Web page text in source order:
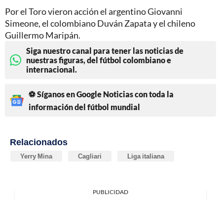
Por el Toro vieron acción el argentino Giovanni
Simeone, el colombiano Duván Zapata y el chileno
Guillermo Maripán.
Siga nuestro canal para tener las noticias de
nuestras figuras, del fútbol colombiano e
internacional.
⚽ Síganos en Google Noticias con toda la
información del fútbol mundial
Relacionados
Yerry Mina Cagliari Liga italiana
PUBLICIDAD